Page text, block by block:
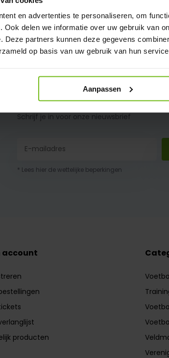
en advertenties te personaliseren, om
Ook delen we informatie over uw gebruik van
Deze partners kunnen deze gegevens
op basis van uw gebruik van hun
Aanpassen
Schrijf je in voor onze nieuwsbrief
* Lees hier de wettelijke beperkingen
account
producten